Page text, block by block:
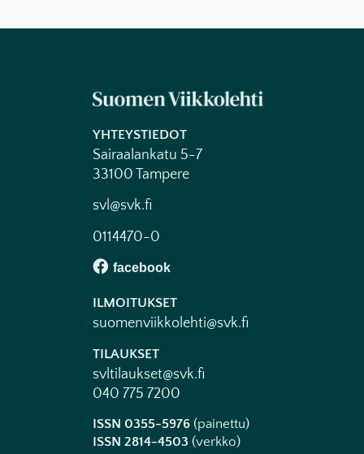
YHTEYSTIEDOT
Sairaalankatu 5-7
33100 Tampere
svl@svk.fi
0114470-0
ILMOITUKSET
suomenviikkolehti@svk.fi
TILAUKSET
svltilaukset@svk.fi
040 775 7200
ISSN 0355-5976 (painettu)
ISSN 2814-4503 (verkko)